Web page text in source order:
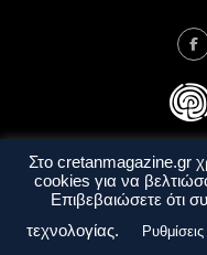
Ταυτότητα
Στο cretanmagazine.gr
cookies για να
Επιβεβαιώσετε ότι
τεχνολογίας.